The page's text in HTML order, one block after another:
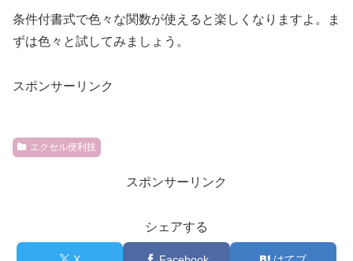
条件付書式で色々な関数が使えると楽しくなりますよ。ま
ずは色々と試してみましょう。
スポンサーリンク
エクセル便利技
スポンサーリンク
シェアする